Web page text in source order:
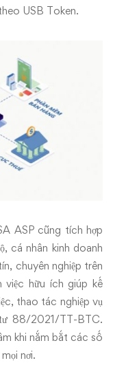
USB Token.
ASP cũng tích hợp
cá nhân kinh doanh
chuyên nghiệp trên
hữu ích giúp kế
thao tác nghiệp vụ
88/2021/TT-BTC.
khi nắm bắt các số
nơi.